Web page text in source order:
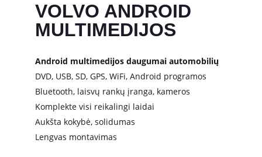
VOLVO ANDROID
MULTIMEDIJOS
Android multimedijos daugumai automobilių
DVD, USB, SD, GPS, WiFi, Android programos
Bluetooth, laisvų rankų įranga, kameros
Komplekte visi reikalingi laidai
Aukšta kokybė, solidumas
Lengvas montavimas